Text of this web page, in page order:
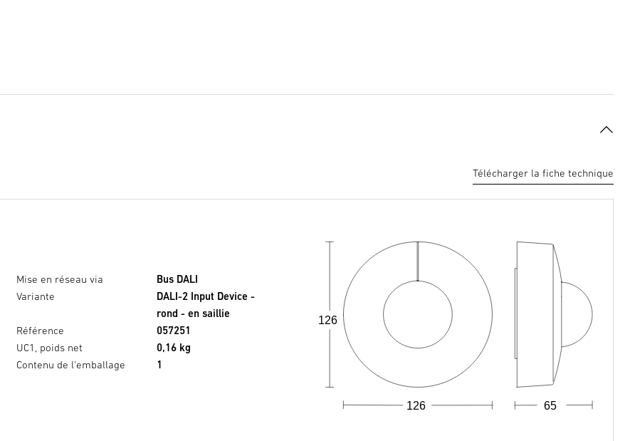
Télécharger la fiche technique
Mise en réseau via
Bus DALI
Variante
DALI-2 Input Device -
rond - en saillie
Référence
057251
UC1, poids net
0,16 kg
Contenu de l'emballage
1
65
126
126